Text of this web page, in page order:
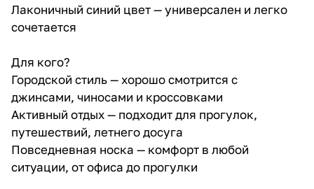
Лаконичный синий цвет — универсален и легко
сочетается
Для кого?
Городской стиль — хорошо смотрится с
джинсами, чиносами и кроссовками
Активный отдых — подходит для прогулок,
путешествий, летнего досуга
Повседневная носка — комфорт в любой
ситуации, от офиса до прогулки